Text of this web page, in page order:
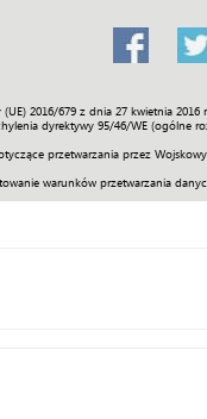
2016/679 z dnia 27 kwietnia
dyrektywy 95/46/WE (ogólne
przetwarzania przez
warunków przetwarzania
Społeczność Sport